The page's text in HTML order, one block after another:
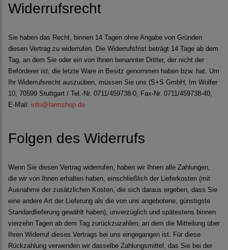
Widerrufsrecht
Sie haben das Recht, binnen 14 Tagen ohne Angabe von Gründen
diesen Vertrag zu widerrufen. Die Widerrufsfrist beträgt 14 Tage ab dem
Tag, an dem Sie oder ein von Ihnen benannter Dritter, der nicht der
Beförderer ist, die letzte Ware in Besitz genommen haben bzw. hat. Um
Ihr Widerrufsrecht auszuüben, müssen Sie uns (S+S GmbH, Im Wolfer
10, 70599 Stuttgart / Tel.-Nr. 0711/459738-0, Fax-Nr. 0711/459738-40,
E-Mail: info@farmshop.de
Folgen des Widerrufs
Wenn Sie diesen Vertrag widerrufen, haben wir Ihnen alle Zahlungen,
die wir von Ihnen erhalten haben, einschließlich der Lieferkosten (mit
Ausnahme der zusätzlichen Kosten, die sich daraus ergeben, dass Sie
eine andere Art der Lieferung als die von uns angebotene, günstigste
Standardlieferung gewählt haben), unverzüglich und spätestens binnen
vierzehn Tagen ab dem Tag zurückzuzahlen, an dem die Mitteilung über
Ihren Widerruf dieses Vertrags bei uns eingegangen ist. Für diese
Rückzahlung verwenden wir dasselbe Zahlungsmittel, das Sie bei der